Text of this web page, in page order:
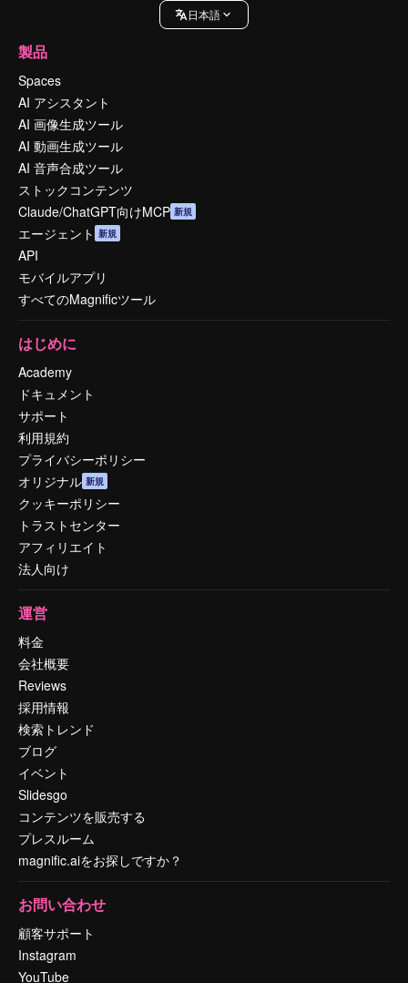
日本語
製品
Spaces
AI アシスタント
AI 画像生成ツール
AI 動画生成ツール
AI 音声合成ツール
ストックコンテンツ
Claude/ChatGPT向けMCP 新規
エージェント 新規
API
モバイルアプリ
すべてのMagnificツール
はじめに
Academy
ドキュメント
サポート
利用規約
プライバシーポリシー
オリジナル 新規
クッキーポリシー
トラストセンター
アフィリエイト
法人向け
運営
料金
会社概要
Reviews
採用情報
検索トレンド
ブログ
イベント
Slidesgo
コンテンツを販売する
プレスルーム
magnific.aiをお探しですか？
お問い合わせ
顧客サポート
Instagram
YouTube